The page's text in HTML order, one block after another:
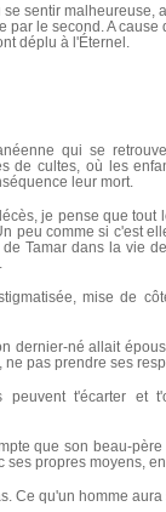
sentir malheureuse,
par le second. A cause
déplu à l'Éternel.
qui se
de cultes, où les
leur mort.
je pense que tout
peu comme si c'est
Tamar dans la vie
mise de
dernier-né allait
pas prendre ses
peuvent t'écarter et
que son beau-
ses propres moyens,
Ce qu'un homme